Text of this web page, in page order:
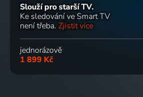
Slouží pro starší TV.
Ke sledování ve Smart TV
není třeba. Zjistit více
jednorázově
1 899 Kč